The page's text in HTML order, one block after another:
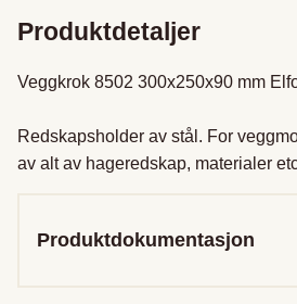
Produktdetaljer
Veggkrok 8502 300x250x90 mm
Redskapsholder av stål. For
av alt av hageredskap, materialer
Produktdokumentasjon